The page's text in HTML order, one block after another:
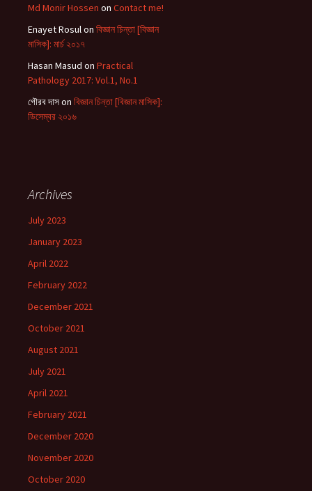
Md Monir Hossen on Contact me!
Enayet Rosulon বিজ্ঞান চিন্তা [বিজ্ঞান
মাসিক]: মার্চ ২০১৭
Hasan Masud on Practical
Pathology 2017: Vol.1, No.1
গৌরব দাসon বিজ্ঞান চিন্তা [বিজ্ঞান মাসিক]:
ডিসেম্বর ২০১৬
Archives
July 2023
January 2023
April 2022
February 2022
December 2021
October 2021
August 2021
July 2021
April 2021
February 2021
December 2020
November 2020
October 2020